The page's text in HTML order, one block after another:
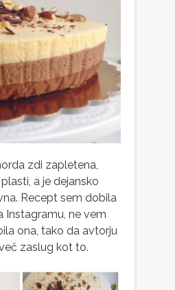
zdi zapletena,
a je dejansko
Recept sem dobila
Instagramu, ne vem
ona, tako da avtorju
zaslug kot to.